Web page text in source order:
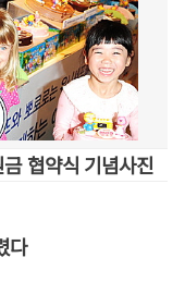
협약식 기념사진
다